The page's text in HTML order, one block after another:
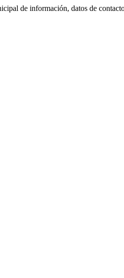
de información, datos de